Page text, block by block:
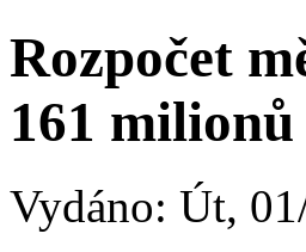
Rozpočet
161
Vydáno: Út,